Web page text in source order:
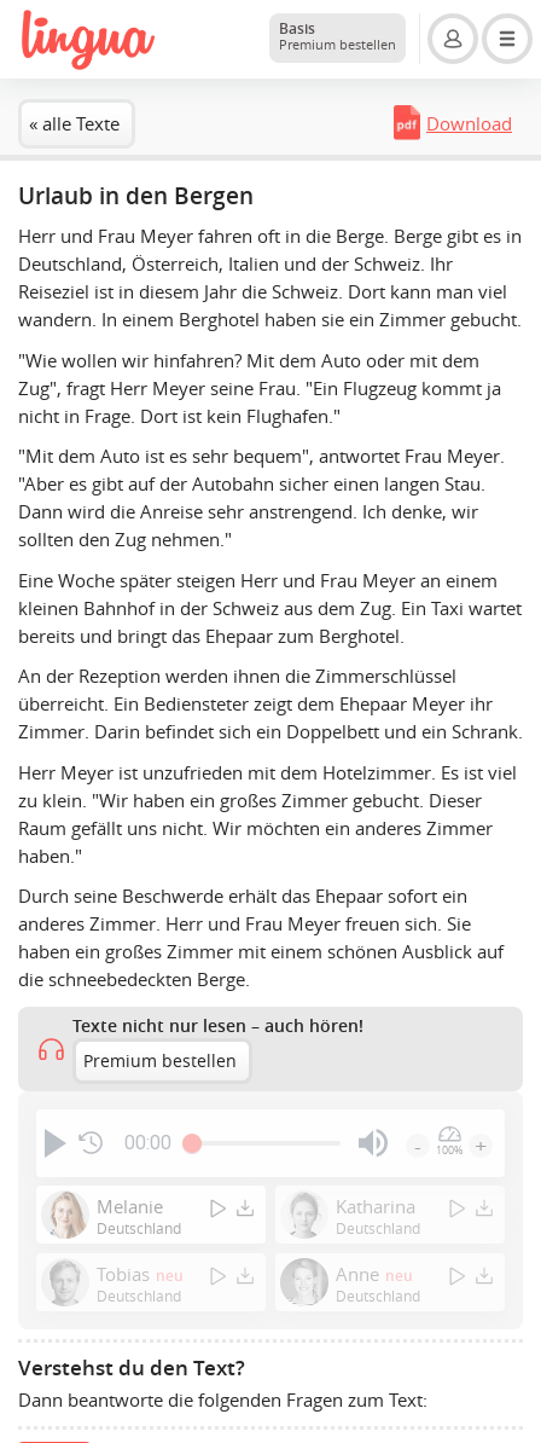
Basis
Premium bestellen
« alle Texte Download
Urlaub in den Bergen
Herr und Frau Meyer fahren oft in die Berge. Berge gibt es in
Deutschland, Österreich, Italien und der Schweiz. Ihr
Reiseziel ist in diesem Jahr die Schweiz. Dort kann man viel
wandern. In einem Berghotel haben sie ein Zimmer gebucht.
"Wie wollen wir hinfahren? Mit dem Auto oder mit dem
Zug", fragt Herr Meyer seine Frau. "Ein Flugzeug kommt ja
nicht in Frage. Dort ist kein Flughafen."
"Mit dem Auto ist es sehr bequem", antwortet Frau Meyer.
"Aber es gibt auf der Autobahn sicher einen langen Stau.
Dann wird die Anreise sehr anstrengend. Ich denke, wir
sollten den Zug nehmen."
Eine Woche später steigen Herr und Frau Meyer an einem
kleinen Bahnhof in der Schweiz aus dem Zug. Ein Taxi wartet
bereits und bringt das Ehepaar zum Berghotel.
An der Rezeption werden ihnen die Zimmerschlüssel
überreicht. Ein Bediensteter zeigt dem Ehepaar Meyer ihr
Zimmer. Darin befindet sich ein Doppelbett und ein Schrank.
Herr Meyer ist unzufrieden mit dem Hotelzimmer. Es ist viel
zu klein. "Wir haben ein großes Zimmer gebucht. Dieser
Raum gefällt uns nicht. Wir möchten ein anderes Zimmer
haben."
Durch seine Beschwerde erhält das Ehepaar sofort ein
anderes Zimmer. Herr und Frau Meyer freuen sich. Sie
haben ein großes Zimmer mit einem schönen Ausblick auf
die schneebedeckten Berge.
Texte nicht nur lesen – auch hören!
Premium bestellen
00:00
Enter
or
to
show
- 100% +
Melanie
Deutschland
Katharina
Deutschland
Tobias neu
Deutschland
Anne neu
Deutschland
Verstehst du den Text?
Dann beantworte die folgenden Fragen zum Text: